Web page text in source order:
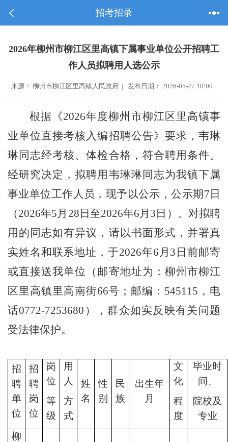
招考招录
2026年柳州市柳江区里高镇下属事业单位公开招聘工
作人员拟聘用人选公示
来源： 柳州市柳江区里高镇人民政府 | 发布日期： 2026-05-27 10:00
根据《2026年度柳州市柳江区里高镇事
业单位直接考核入编招聘公告》要求，韦琳
琳同志经考核、体检合格，符合聘用条件。
经研究决定，拟聘用韦琳琳同志为我镇下属
事业单位工作人员，现予 以公示，公示期7日
（2026年5月28日至2026年6月3日）。对拟聘
用的同志如有异议，请以书面形式，并署真
实姓名和联系地址，于2026年6月3日前邮寄
或直接送我单位（邮寄地址为：柳州市柳江
区里高镇里高南街66号；邮编：545115，电
话0772-7253680），群众如实反映有关问题
受法律保护。
招
聘
单
位
招
聘
岗
位
岗
位
等
级
用
人
方
式
姓
名
性
别
民
族
出生年
月
文
化
程
度
毕业时
间、
院校及
专业
柳